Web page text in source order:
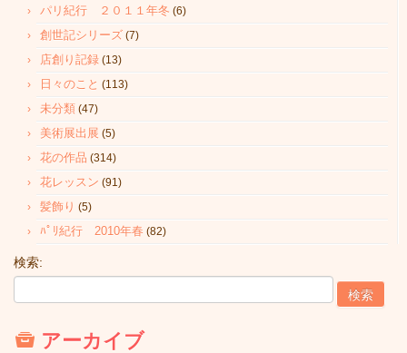
パリ紀行 ２０１１年冬 (6)
創世記シリーズ (7)
店創り記録 (13)
日々のこと (113)
未分類 (47)
美術展出展 (5)
花の作品 (314)
花レッスン (91)
髪飾り (5)
ﾊﾟﾘ紀行 2010年春 (82)
検索:
アーカイブ